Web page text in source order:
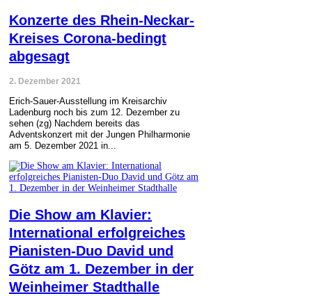
Konzerte des Rhein-Neckar-
Kreises Corona-bedingt
abgesagt
2. Dezember 2021
Erich-Sauer-Ausstellung im Kreisarchiv
Ladenburg noch bis zum 12. Dezember zu
sehen (zg) Nachdem bereits das
Adventskonzert mit der Jungen Philharmonie
am 5. Dezember 2021 in...
Die Show am Klavier:
International erfolgreiches
Pianisten-Duo David und
Götz am 1. Dezember in der
Weinheimer Stadthalle